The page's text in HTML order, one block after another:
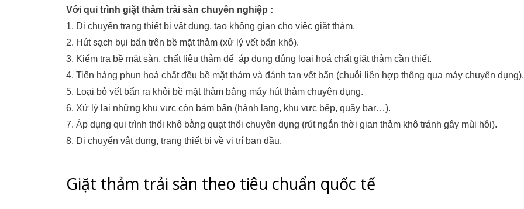
Với qui trình giặt thảm trải sàn chuyên nghiệp :
1. Di chuyển trang thiết bị vật dụng, tạo không gian cho việc giặt thảm.
2. Hút sạch bụi bẩn trên bề mặt thảm (xử lý vết bẩn khô).
3. Kiểm tra bề mặt sàn, chất liệu thảm để áp dụng đúng loại hoá chất giặt thảm cần thiết.
4. Tiến hàng phun hoá chất đều bề mặt thảm và đánh tan vết bẩn (chuỗi liên hợp thông qua máy chuyên dụng).
5. Loại bỏ vết bẩn ra khỏi bề mặt thảm bằng máy hút thảm chuyên dụng.
6. Xử lý lại những khu vực còn bám bẩn (hành lang, khu vực bếp, quầy bar…).
7. Áp dụng qui trình thổi khô bằng quạt thổi chuyên dụng (rút ngắn thời gian thảm khô tránh gây mùi hôi).
8. Di chuyển vật dụng, trang thiết bị về vị trí ban đầu.
Giặt thảm trải sàn theo tiêu chuẩn quốc tế